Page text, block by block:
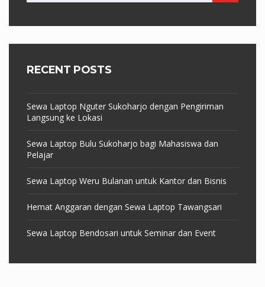
RECENT POSTS
Sewa Laptop Nguter Sukoharjo dengan Pengiriman
Langsung ke Lokasi
Sewa Laptop Bulu Sukoharjo bagi Mahasiswa dan
Pelajar
Sewa Laptop Weru Bulanan untuk Kantor dan Bisnis
Hemat Anggaran dengan Sewa Laptop Tawangsari
Sewa Laptop Bendosari untuk Seminar dan Event